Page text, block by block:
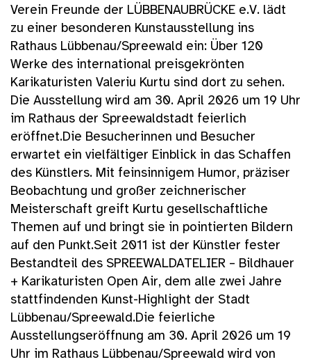
Verein Freunde der LÜBBENAUBRÜCKE e.V. lädt
zu einer besonderen Kunstausstellung ins
Rathaus Lübbenau/Spreewald ein: Über 120
Werke des international preisgekrönten
Karikaturisten Valeriu Kurtu sind dort zu sehen.
Die Ausstellung wird am 30. April 2026 um 19 Uhr
im Rathaus der Spreewaldstadt feierlich
eröffnet.Die Besucherinnen und Besucher
erwartet ein vielfältiger Einblick in das Schaffen
des Künstlers. Mit feinsinnigem Humor, präziser
Beobachtung und großer zeichnerischer
Meisterschaft greift Kurtu gesellschaftliche
Themen auf und bringt sie in pointierten Bildern
auf den Punkt.Seit 2011 ist der Künstler fester
Bestandteil des SPREEWALDATELIER – Bildhauer
+ Karikaturisten Open Air, dem alle zwei Jahre
stattfindenden Kunst-Highlight der Stadt
Lübbenau/Spreewald.Die feierliche
Ausstellungseröffnung am 30. April 2026 um 19
Uhr im Rathaus Lübbenau/Spreewald wird von